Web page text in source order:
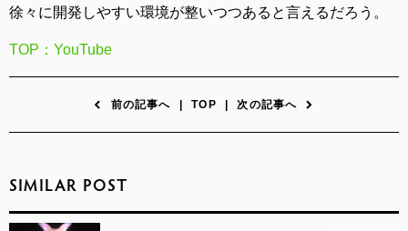
徐々に開発しやすい環境が整いつつあると言えるだろう。
TOP：YouTube
前の記事へ TOP 次の記事へ
SIMILAR POST